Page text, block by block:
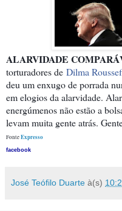
ALARVIDADE
torturadores de Dilma
deu um enxugo de porrada
em elogios da alarvidade.
energúmenos não estão a
levam muita gente atrás.
FonteExpresso
facebook
José Teófilo Duarte à(s)